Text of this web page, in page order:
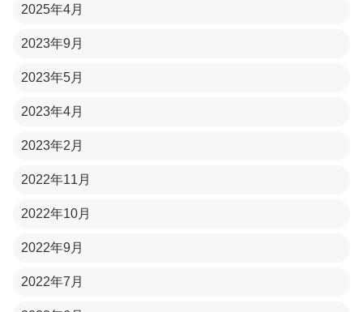
2025年4月
2023年9月
2023年5月
2023年4月
2023年2月
2022年11月
2022年10月
2022年9月
2022年7月